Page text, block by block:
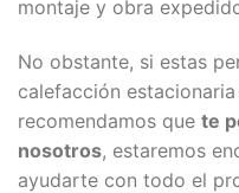
montaje y obra
No obstante, si estas
calefacción
recomendamos que te
nosotros, estaremos
ayudarte con todo el